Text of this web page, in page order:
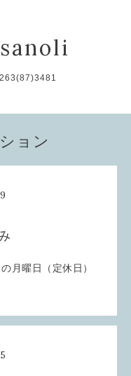
ョン
月曜日（定休日）